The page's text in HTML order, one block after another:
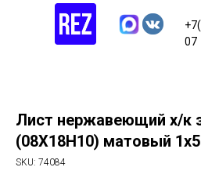
07
Лист нержавеющий х/к
(08Х18Н10) матовый
SKU: 74084